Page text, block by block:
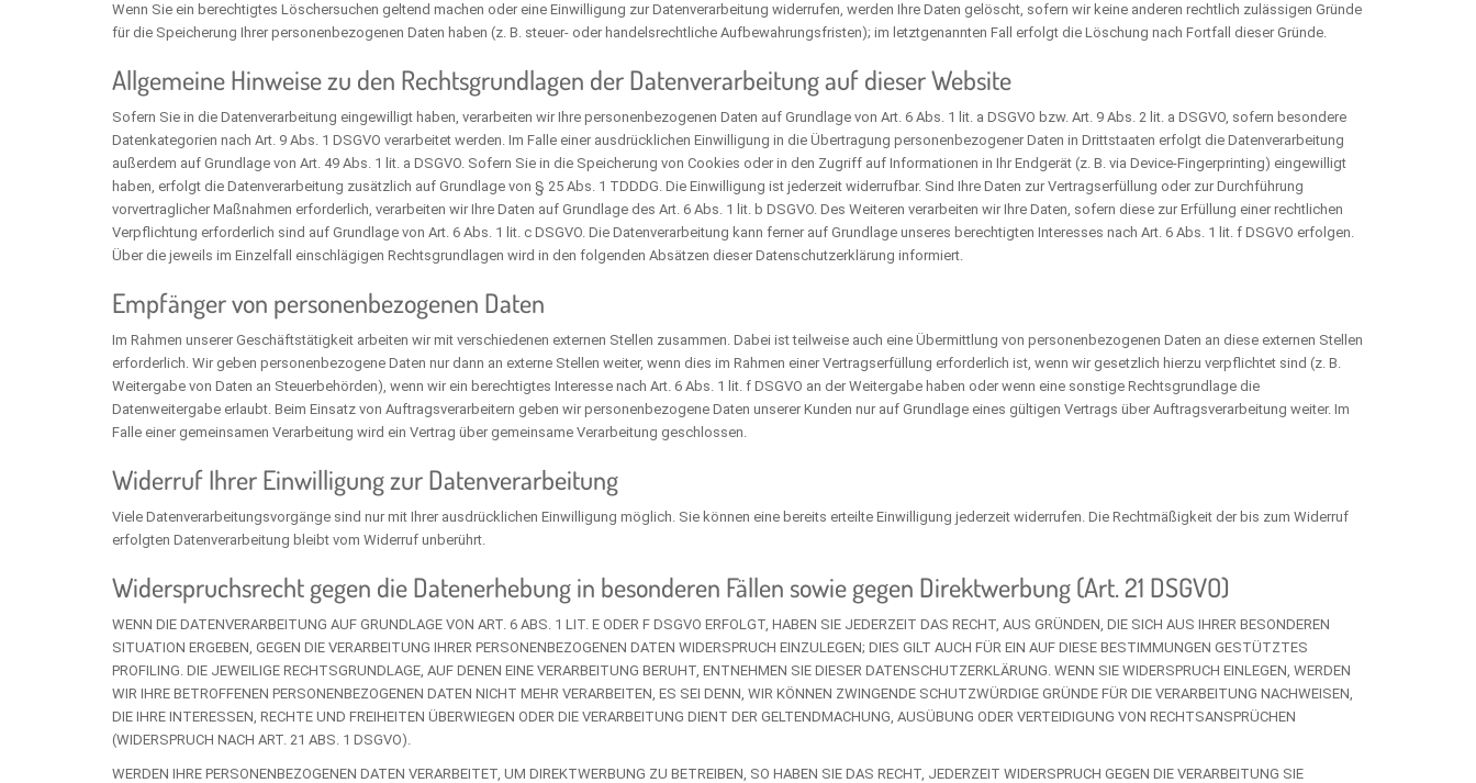
Wenn Sie ein berechtigtes Löschersuchen geltend machen oder eine Einwilligung zur Datenverarbeitung widerrufen, werden Ihre Daten gelöscht, sofern wir keine anderen rechtlich zulässigen Gründe
für die Speicherung Ihrer personenbezogenen Daten haben (z. B. steuer- oder handelsrechtliche Aufbewahrungsfristen); im letztgenannten Fall erfolgt die Löschung nach Fortfall dieser Gründe.
Allgemeine Hinweise zu den Rechtsgrundlagen der Datenverarbeitung auf dieser Website
Sofern Sie in die Datenverarbeitung eingewilligt haben, verarbeiten wir Ihre personenbezogenen Daten auf Grundlage von Art. 6 Abs. 1 lit. a DSGVO bzw. Art. 9 Abs. 2 lit. a DSGVO, sofern besondere
Datenkategorien nach Art. 9 Abs. 1 DSGVO verarbeitet werden. Im Falle einer ausdrücklichen Einwilligung in die Übertragung personenbezogener Daten in Drittstaaten erfolgt die Datenverarbeitung
außerdem auf Grundlage von Art. 49 Abs. 1 lit. a DSGVO. Sofern Sie in die Speicherung von Cookies oder in den Zugriff auf Informationen in Ihr Endgerät (z. B. via Device-Fingerprinting) eingewilligt
haben, erfolgt die Datenverarbeitung zusätzlich auf Grundlage von § 25 Abs. 1 TDDDG. Die Einwilligung ist jederzeit widerrufbar. Sind Ihre Daten zur Vertragserfüllung oder zur Durchführung
vorvertraglicher Maßnahmen erforderlich, verarbeiten wir Ihre Daten auf Grundlage des Art. 6 Abs. 1 lit. b DSGVO. Des Weiteren verarbeiten wir Ihre Daten, sofern diese zur Erfüllung einer rechtlichen
Verpflichtung erforderlich sind auf Grundlage von Art. 6 Abs. 1 lit. c DSGVO. Die Datenverarbeitung kann ferner auf Grundlage unseres berechtigten Interesses nach Art. 6 Abs. 1 lit. f DSGVO erfolgen.
Über die jeweils im Einzelfall einschlägigen Rechtsgrundlagen wird in den folgenden Absätzen dieser Datenschutzerklärung informiert.
Empfänger von personenbezogenen Daten
Im Rahmen unserer Geschäftstätigkeit arbeiten wir mit verschiedenen externen Stellen zusammen. Dabei ist teilweise auch eine Übermittlung von personenbezogenen Daten an diese externen Stellen
erforderlich. Wir geben personenbezogene Daten nur dann an externe Stellen weiter, wenn dies im Rahmen einer Vertragserfüllung erforderlich ist, wenn wir gesetzlich hierzu verpflichtet sind (z. B.
Weitergabe von Daten an Steuerbehörden), wenn wir ein berechtigtes Interesse nach Art. 6 Abs. 1 lit. f DSGVO an der Weitergabe haben oder wenn eine sonstige Rechtsgrundlage die
Datenweitergabe erlaubt. Beim Einsatz von Auftragsverarbeitern geben wir personenbezogene Daten unserer Kunden nur auf Grundlage eines gültigen Vertrags über Auftragsverarbeitung weiter. Im
Falle einer gemeinsamen Verarbeitung wird ein Vertrag über gemeinsame Verarbeitung geschlossen.
Widerruf Ihrer Einwilligung zur Datenverarbeitung
Viele Datenverarbeitungsvorgänge sind nur mit Ihrer ausdrücklichen Einwilligung möglich. Sie können eine bereits erteilte Einwilligung jederzeit widerrufen. Die Rechtmäßigkeit der bis zum Widerruf
erfolgten Datenverarbeitung bleibt vom Widerruf unberührt.
Widerspruchsrecht gegen die Datenerhebung in besonderen Fällen sowie gegen Direktwerbung (Art. 21 DSGVO)
WENN DIE DATENVERARBEITUNG AUF GRUNDLAGE VON ART. 6 ABS. 1 LIT. E ODER F DSGVO ERFOLGT, HABEN SIE JEDERZEIT DAS RECHT, AUS GRÜNDEN, DIE SICH AUS IHRER BESONDEREN
SITUATION ERGEBEN, GEGEN DIE VERARBEITUNG IHRER PERSONENBEZOGENEN DATEN WIDERSPRUCH EINZULEGEN; DIES GILT AUCH FÜR EIN AUF DIESE BESTIMMUNGEN GESTÜTZTES
PROFILING. DIE JEWEILIGE RECHTSGRUNDLAGE, AUF DENEN EINE VERARBEITUNG BERUHT, ENTNEHMEN SIE DIESER DATENSCHUTZERKLÄRUNG. WENN SIE WIDERSPRUCH EINLEGEN, WERDEN
WIR IHRE BETROFFENEN PERSONENBEZOGENEN DATEN NICHT MEHR VERARBEITEN, ES SEI DENN, WIR KÖNNEN ZWINGENDE SCHUTZWÜRDIGE GRÜNDE FÜR DIE VERARBEITUNG NACHWEISEN,
DIE IHRE INTERESSEN, RECHTE UND FREIHEITEN ÜBERWIEGEN ODER DIE VERARBEITUNG DIENT DER GELTENDMACHUNG, AUSÜBUNG ODER VERTEIDIGUNG VON RECHTSANSPRÜCHEN
(WIDERSPRUCH NACH ART. 21 ABS. 1 DSGVO).
WERDEN IHRE PERSONENBEZOGENEN DATEN VERARBEITET, UM DIREKTWERBUNG ZU BETREIBEN, SO HABEN SIE DAS RECHT, JEDERZEIT WIDERSPRUCH GEGEN DIE VERARBEITUNG SIE